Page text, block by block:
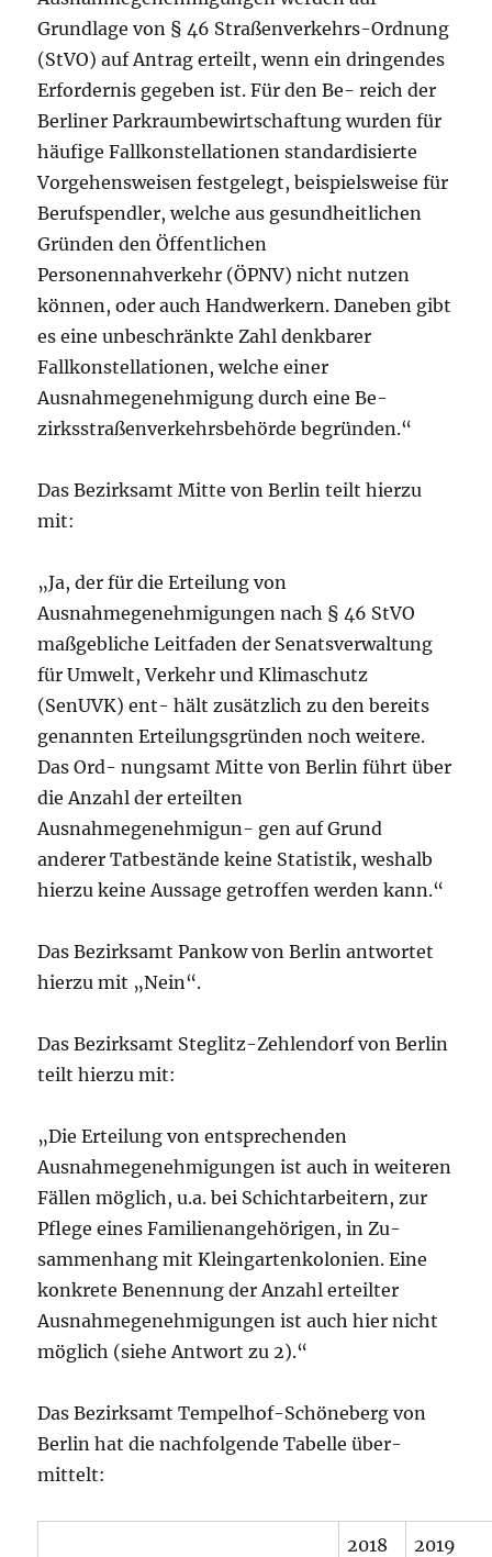
Grundlage von § 46 Straßenverkehrs-Ordnung
(StVO) auf Antrag erteilt, wenn ein dringendes
Erfordernis gegeben ist. Für den Be- reich der
Berliner Parkraumbewirtschaftung wurden für
häufige Fallkonstellationen standardisierte
Vorgehensweisen festgelegt, beispielsweise für
Berufspendler, welche aus gesundheitlichen
Gründen den Öffentlichen
Personennahverkehr (ÖPNV) nicht nutzen
können, oder auch Handwerkern. Daneben gibt
es eine unbeschränkte Zahl denkbarer
Fallkonstellationen, welche einer
Ausnahmegenehmigung durch eine Be-
zirksstraßenverkehrsbehörde begründen.“
Das Bezirksamt Mitte von Berlin teilt hierzu
mit:
„Ja, der für die Erteilung von
Ausnahmegenehmigungen nach § 46 StVO
maßgebliche Leitfaden der Senatsverwaltung
für Umwelt, Verkehr und Klimaschutz
(SenUVK) ent- hält zusätzlich zu den bereits
genannten Erteilungsgründen noch weitere.
Das Ord- nungsamt Mitte von Berlin führt über
die Anzahl der erteilten
Ausnahmegenehmigun- gen auf Grund
anderer Tatbestände keine Statistik, weshalb
hierzu keine Aussage getroffen werden kann.“
Das Bezirksamt Pankow von Berlin antwortet
hierzu mit „Nein“.
Das Bezirksamt Steglitz-Zehlendorf von Berlin
teilt hierzu mit:
„Die Erteilung von entsprechenden
Ausnahmegenehmigungen ist auch in weiteren
Fällen möglich, u.a. bei Schichtarbeitern, zur
Pflege eines Familienangehörigen, in Zu-
sammenhang mit Kleingartenkolonien. Eine
konkrete Benennung der Anzahl erteilter
Ausnahmegenehmigungen ist auch hier nicht
möglich (siehe Antwort zu 2).“
Das Bezirksamt Tempelhof-Schöneberg von
Berlin hat die nachfolgende Tabelle über-
mittelt:
2018 2019